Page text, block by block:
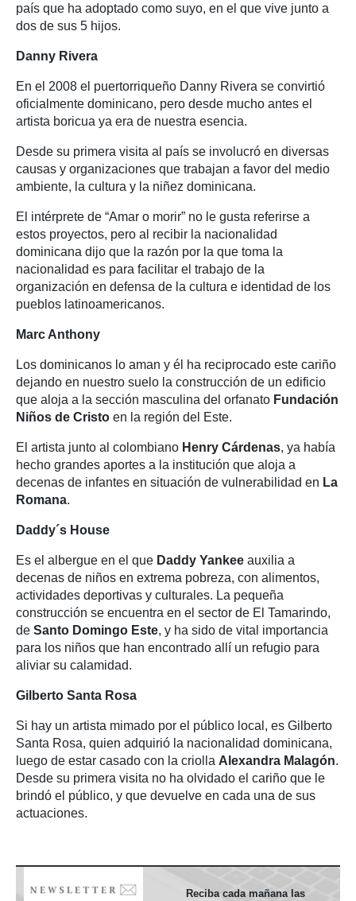
país que ha adoptado como suyo, en el que vive junto a
dos de sus 5 hijos.
Danny Rivera
En el 2008 el puertorriqueño Danny Rivera se convirtió
oficialmente dominicano, pero desde mucho antes el
artista boricua ya era de nuestra esencia.
Desde su primera visita al país se involucró en diversas
causas y organizaciones que trabajan a favor del medio
ambiente, la cultura y la niñez dominicana.
El intérprete de “Amar o morir” no le gusta referirse a
estos proyectos, pero al recibir la nacionalidad
dominicana dijo que la razón por la que toma la
nacionalidad es para facilitar el trabajo de la
organización en defensa de la cultura e identidad de los
pueblos latinoamericanos.
Marc Anthony
Los dominicanos lo aman y él ha reciprocado este cariño
dejando en nuestro suelo la construcción de un edificio
que aloja a la sección masculina del orfanato Fundación
Niños de Cristo en la región del Este.
El artista junto al colombiano Henry Cárdenas, ya había
hecho grandes aportes a la institución que aloja a
decenas de infantes en situación de vulnerabilidad en La
Romana.
Daddy´s House
Es el albergue en el que Daddy Yankee auxilia a
decenas de niños en extrema pobreza, con alimentos,
actividades deportivas y culturales. La pequeña
construcción se encuentra en el sector de El Tamarindo,
de Santo Domingo Este, y ha sido de vital importancia
para los niños que han encontrado allí un refugio para
aliviar su calamidad.
Gilberto Santa Rosa
Si hay un artista mimado por el público local, es Gilberto
Santa Rosa, quien adquirió la nacionalidad dominicana,
luego de estar casado con la criolla Alexandra Malagón.
Desde su primera visita no ha olvidado el cariño que le
brindó el público, y que devuelve en cada una de sus
actuaciones.
Reciba cada mañana las